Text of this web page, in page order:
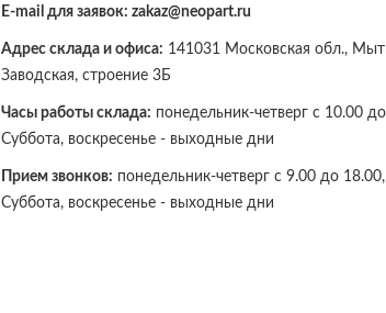
E-mail для заявок: zakaz@neopart.ru
Адрес склада и офиса: 141031 Московская обл.,
Заводская, строение 3Б
Часы работы склада: понедельник-четверг с 10.00
Суббота, воскресенье - выходные дни
Прием звонков: понедельник-четверг с 9.00 до
Суббота, воскресенье - выходные дни